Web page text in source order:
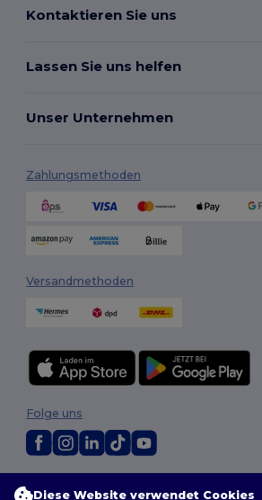
Kontaktieren Sie uns
Lassen Sie uns helfen
Unser Unternehmen
Zahlungsmethoden
Versandmethoden
Folge uns
Diese Website verwendet Cookies